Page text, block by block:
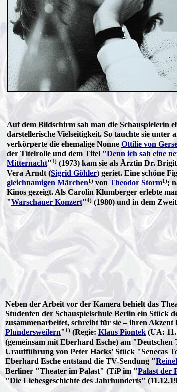
Auf dem Bildschirm sah man die Schauspielerin
darstellerische Vielseitigkeit. So tauchte sie
verkörperte die ehemalige NonneOttilie von
der Titelrolle und dem Titel "Denn ich sah eine
Mitternacht" 1) (1973) kam sie als Ärztin Dr.
Vera Arndt (Sigrid Göhler) geriet. Eine schöne
gleichnamigen Märchen1) von Theodor Storm1);
Kinos gezeigt. Als Carolin Klumberger erlebte
"Warschauer Konzert"4) (1980) und in dem
Neben der Arbeit vor der Kamera behielt das
Studenten der Schauspielschule Berlin ein Stück
zusammenarbeitet, schreibt für sie – ihren
Plundersweilern" 1) (Regie:Klaus Piontek(UA:
(gemeinsam mit Eberhard Esche) am
Uraufführung von Peter Hacks' Stück "Senecas
Eberhard Esche entstand die TV-Sendung "
Berliner "Theater im Palast" (TiP im "Palast der
"Die Liebesgeschichte des Jahrhunderts"